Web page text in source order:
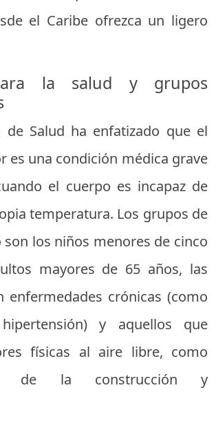
el Caribe ofrezca un ligero
la salud y grupos
de Salud ha enfatizado que el
es una condición médica grave
el cuerpo es incapaz de
temperatura. Los grupos de
los niños menores de cinco
mayores de 65 años, las
enfermedades crónicas (como
y aquellos que
físicas al aire libre, como
de la construcción y